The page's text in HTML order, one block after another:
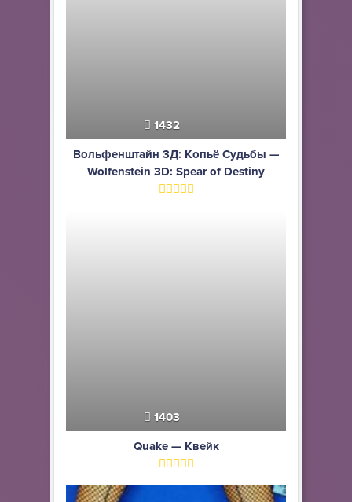
1432
Вольфенштайн 3Д: Копьё Судьбы —
Wolfenstein 3D: Spear of Destiny
1403
Quake — Квейк